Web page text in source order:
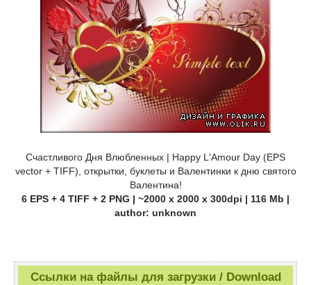
Счастливого Дня Влюбленных | Happy L'Amour Day (EPS
vector + TIFF), открытки, буклеты и Валентинки к дню святого
Валентина!
6 EPS + 4 TIFF + 2 PNG | ~2000 x 2000 x 300dpi | 116 Mb |
author: unknown
Ссылки на файлы для загрузки / Download